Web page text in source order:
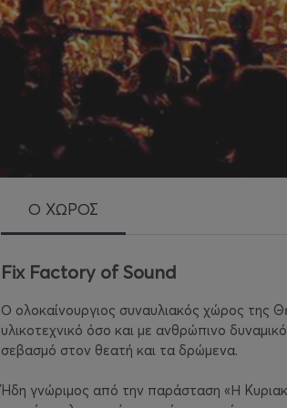
Ο ΧΩΡΟΣ
Fix Factory of Sound
Ο ολοκαίνουργιος συναυλιακός χώρος της
υλικοτεχνικό όσο και με ανθρώπινο
σεβασμό στον θεατή και τα δρώμενα.
Ήδη γνώριμος από την παράσταση «Η